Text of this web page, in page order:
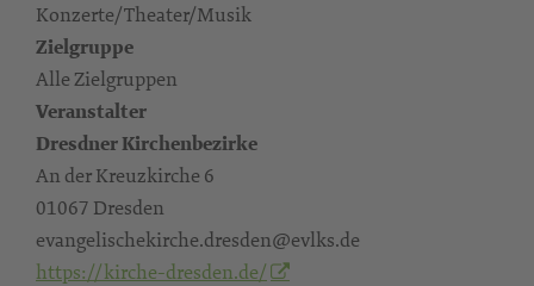
Konzerte/Theater/Musik
Zielgruppe
Alle Zielgruppen
Veranstalter
Dresdner Kirchenbezirke
An der Kreuzkirche 6
01067 Dresden
evangelischekirche.dresden@evlks.de
https://kirche-dresden.de/